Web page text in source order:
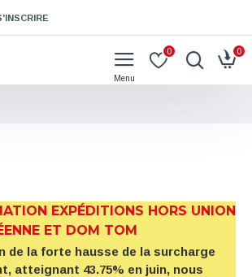
0 0
EXPÉDITIONS HORS UNION
ET DOM TOM
de la forte hausse de la surcharge
atteignant 43.75% en juin, nous